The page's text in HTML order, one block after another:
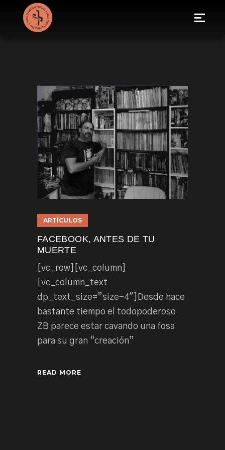
ARTÍCULOS
FACEBOOK, ANTES DE TU
MUERTE
[vc_row][vc_column]
[vc_column_text
dp_text_size=”size-4″]Desde hace
bastante tiempo el todopoderoso
ZB parece estar cavando una fosa
para su gran “creación”
READ MORE